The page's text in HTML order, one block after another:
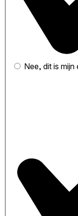
Nee, dit is